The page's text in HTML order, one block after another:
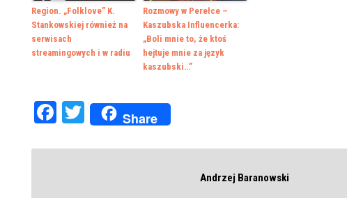
Region. „Folklove” K.
Stankowskiej również na
serwisach
streamingowych i w radiu
Rozmowy w Perełce –
Kaszubska Influencerka:
„Boli mnie to, że ktoś
hejtuje mnie za język
kaszubski…”
Facebook
Twitter
Share
Andrzej Baranowski